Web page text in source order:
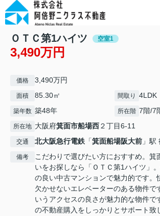
ＯＴＣ第1ハイツ 空室1
3,490万円
価格 3,490万円
面積 85.30㎡ 間取り 4LDK
築年数 築48年 所在階 7階/7
所在地 大阪府箕面市船場西２丁目6-11
交通 北大阪急行電鉄 「箕面船場阪大前 」駅
備考
こだわりで選びたい方におすすめ。箕
いをお探しなら「ＯＴＣ第1ハイツ」
の良い中古マンションで魅力的です。
欠かせないエレベーターのある物件で
いうアクセスの良さが魅力的な物件で
の不動産購入をしっかりとサポート致